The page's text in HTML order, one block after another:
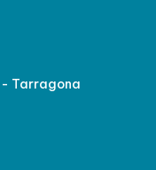
- Tarragona